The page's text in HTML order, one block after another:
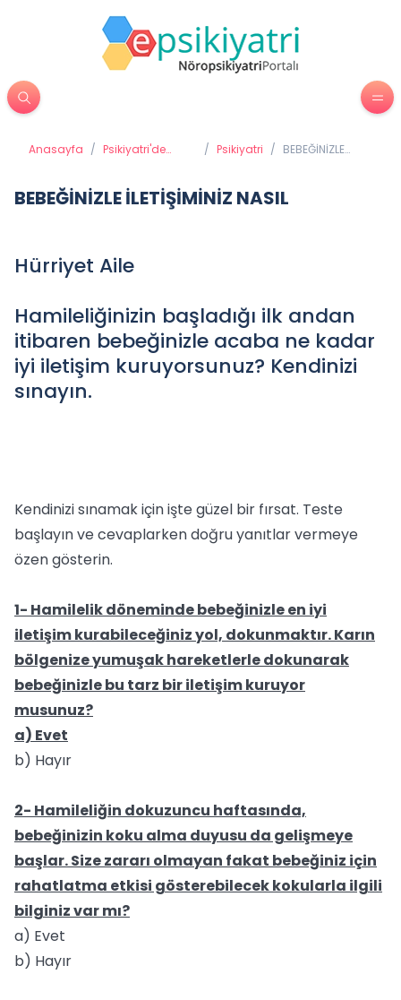
Anasayfa / Psikiyatri'de
/ Psikiyatri / BEBEĞİNİZLE
BEBEĞİNİZLE İLETİŞİMİNİZ NASIL
Hürriyet Aile
Hamileliğinizin başladığı ilk andan
itibaren bebeğinizle acaba ne kadar
iyi iletişim kuruyorsunuz? Kendinizi
sınayın.
Kendinizi sınamak için işte güzel bir fırsat. Teste
başlayın ve cevaplarken doğru yanıtlar vermeye
özen gösterin.
1- Hamilelik döneminde bebeğinizle en iyi
iletişim kurabileceğiniz yol, dokunmaktır. Karın
bölgenize yumuşak hareketlerle dokunarak
bebeğinizle bu tarz bir iletişim kuruyor
musunuz?
a) Evet
b) Hayır
2- Hamileliğin dokuzuncu haftasında,
bebeğinizin koku alma duyusu da gelişmeye
başlar. Size zararı olmayan fakat bebeğiniz için
rahatlatma etkisi gösterebilecek kokularla ilgili
bilginiz var mı?
a) Evet
b) Hayır